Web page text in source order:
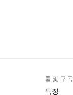
툴 및 구독
특징